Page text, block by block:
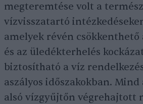
megteremtése volt a
vízvisszatartó
amelyek révén csökkenthető
és az üledékterhelés
biztosítható a víz
aszályos időszakokban.
alsó vízgyűjtőn végrehajtott